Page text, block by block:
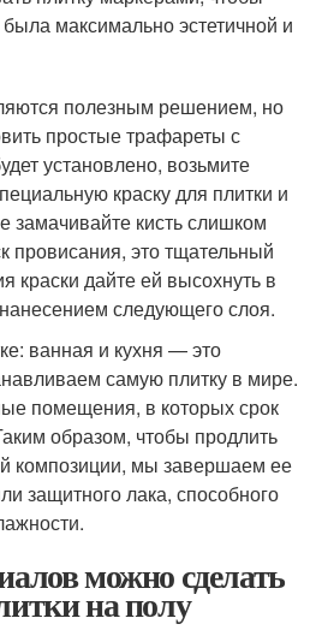
максимально эстетичной и
полезным решением, но
простые трафареты с
установлено, возьмите
краску для плитки и
замачивайте кисть слишком
провисания, это тщательный
краски дайте ей высохнуть в
следующего слоя.
ванная и кухня — это
самую плитку в мире.
помещения, в которых срок
образом, чтобы продлить
композиции, мы завершаем ее
защитного лака, способного
можно сделать
на полу